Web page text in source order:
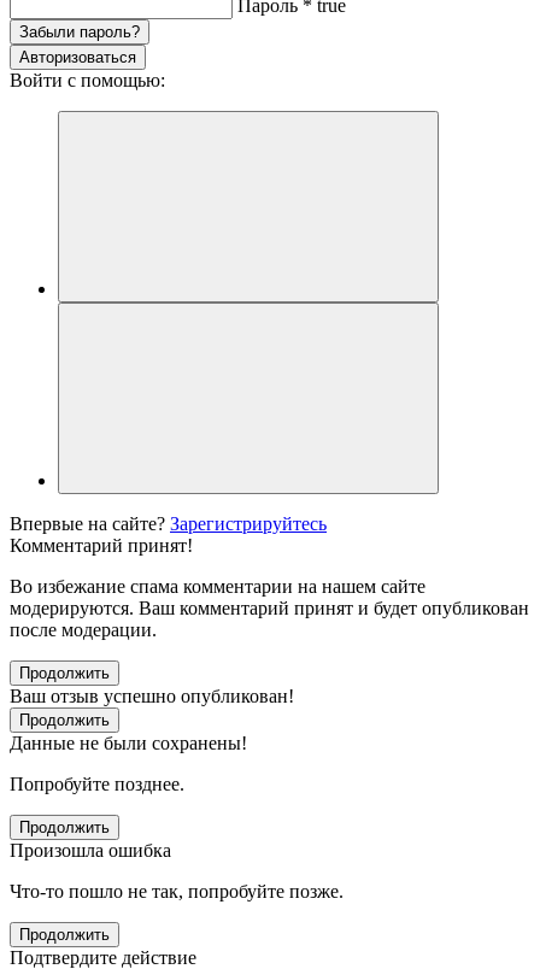
Пароль * true
Забыли пароль?
Авторизоваться
Войти с помощью:
Впервые на сайте? Зарегистрируйтесь
Комментарий принят!
Во избежание спама комментарии на нашем сайте
модерируются. Ваш комментарий принят и будет опубликован
после модерации.
Продолжить
Ваш отзыв успешно опубликован!
Продолжить
Данные не были сохранены!
Попробуйте позднее.
Продолжить
Произошла ошибка
Что-то пошло не так, попробуйте позже.
Продолжить
Подтвердите действие